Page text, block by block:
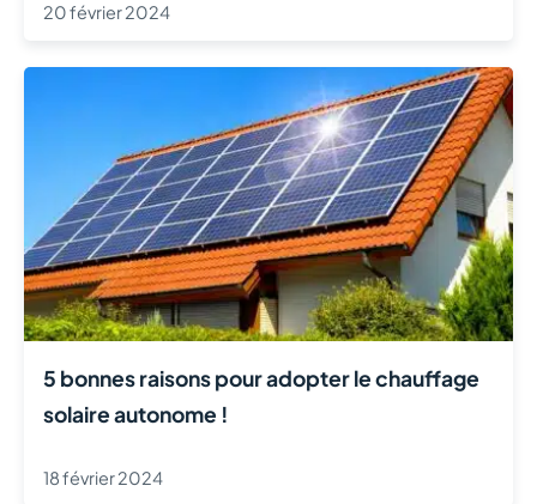
20 février 2024
5 bonnes raisons pour adopter le chauffage
solaire autonome !
18 février 2024